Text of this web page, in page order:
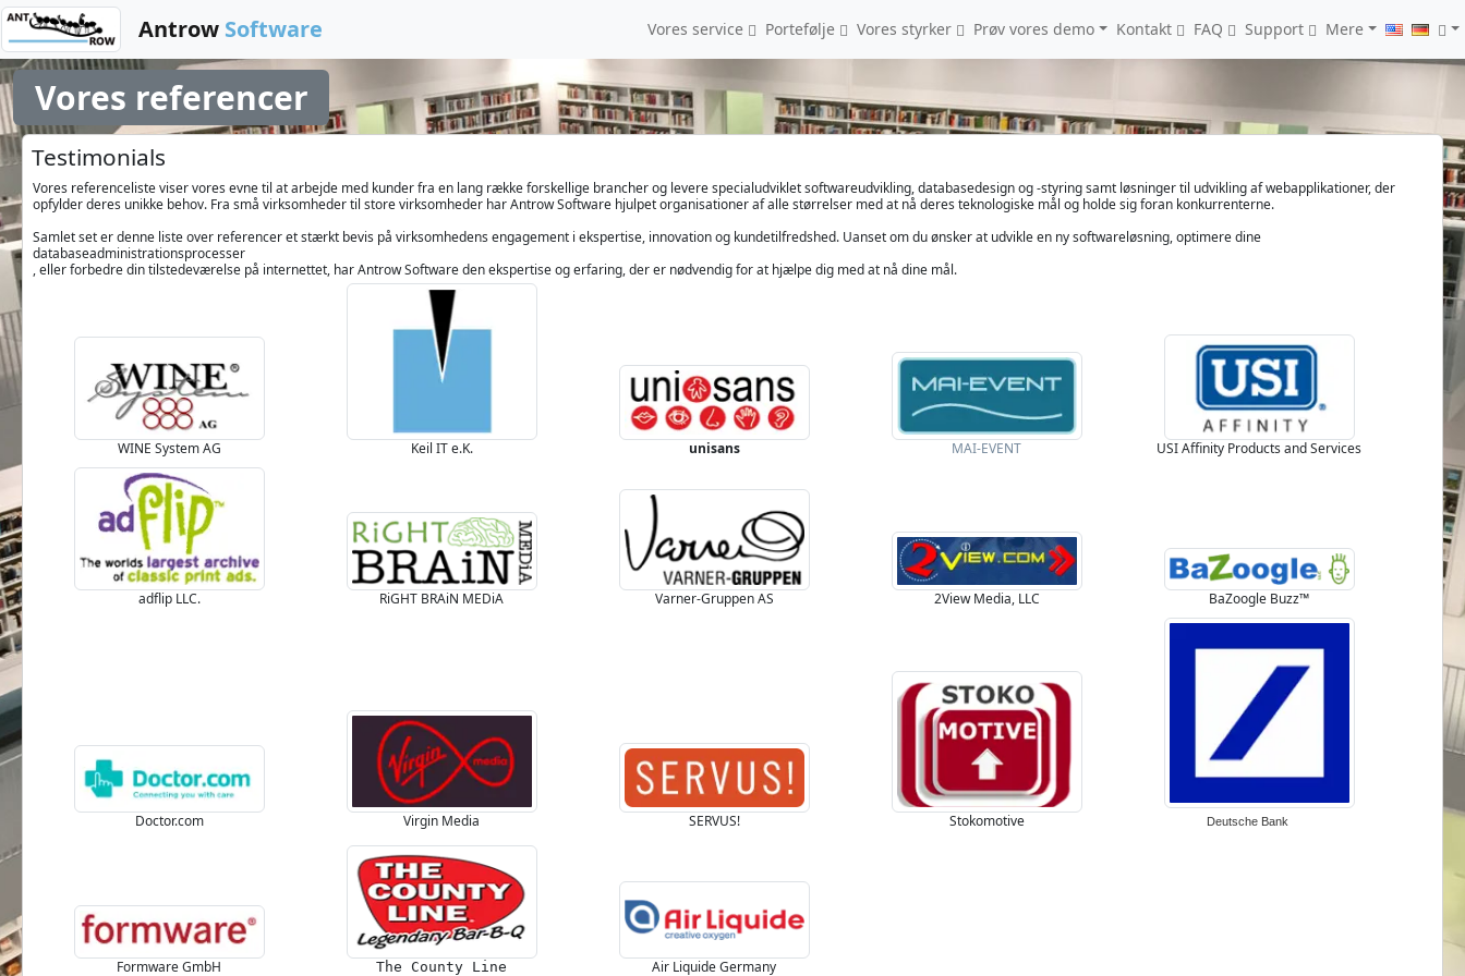
Antrow Software Vores service Portefølje Vores styrker Prøv vores demo Kontakt FAQ Support Mere
Vores referencer
Testimonials
Vores referenceliste viser vores evne til at arbejde med kunder fra en lang række forskellige brancher og levere specialudviklet softwareudvikling, databasedesign og -styring samt løsninger til udvikling af webapplikationer, der
opfylder deres unikke behov. Fra små virksomheder til store virksomheder har Antrow Software hjulpet organisationer af alle størrelser med at nå deres teknologiske mål og holde sig foran konkurrenterne.
Samlet set er denne liste over referencer et stærkt bevis på virksomhedens engagement i ekspertise, innovation og kundetilfredshed. Uanset om du ønsker at udvikle en ny softwareløsning, optimere dine
databaseadministrationsprocesser
, eller forbedre din tilstedeværelse på internettet, har Antrow Software den ekspertise og erfaring, der er nødvendig for at hjælpe dig med at nå dine mål.
WINE System AG Keil IT e.K. unisans MAI-EVENT USI Affinity Products and Services
adflip LLC. RiGHT BRAiN MEDiA Varner-Gruppen AS 2View Media, LLC BaZoogle Buzz™
Doctor.com Virgin Media SERVUS! Stokomotive Deutsche Bank
Formware GmbH The County Line Air Liquide Germany